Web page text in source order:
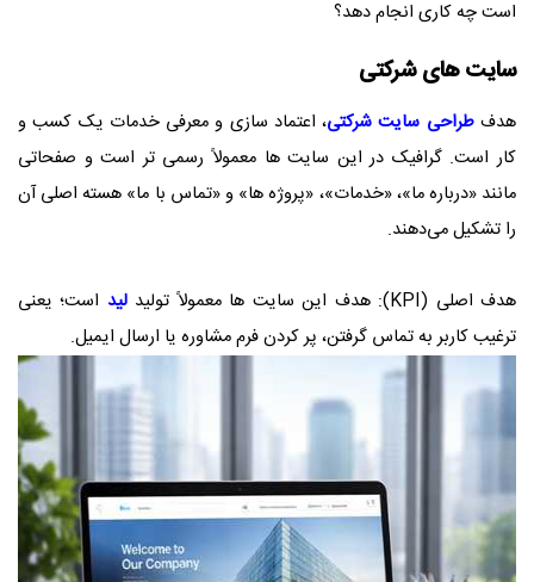
است چه کاری انجام دهد؟
سایت ‌های شرکتی
هدفطراحی سایت شرکتی، اعتماد سازی و معرفی خدمات یک کسب ‌و
کار است. گرافیک در این سایت ‌ها معمولاً رسمی‌ تر است و صفحاتی
مانند «درباره ما»، «خدمات»، «پروژه‌ ها» و «تماس با ما» هسته اصلی آن
را تشکیل می‌دهند.
هدف اصلی (KPI): هدف این سایت ‌ها معمولاً تولید لید است؛ یعنی
ترغیب کاربر به تماس گرفتن، پر کردن فرم مشاوره یا ارسال ایمیل.